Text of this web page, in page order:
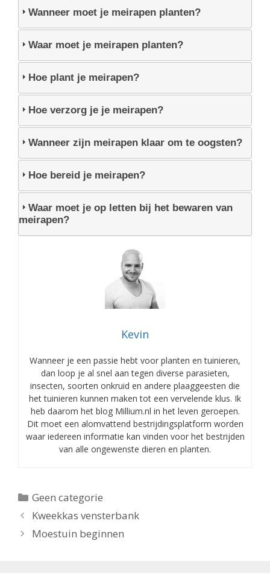
Wanneer moet je meirapen planten?
Waar moet je meirapen planten?
Hoe plant je meirapen?
Hoe verzorg je je meirapen?
Wanneer zijn meirapen klaar om te oogsten?
Hoe bereid je meirapen?
Waar moet je op letten bij het bewaren van
meirapen?
Kevin
Wanneer je een passie hebt voor planten en tuinieren,
dan loop je al snel aan tegen diverse parasieten,
insecten, soorten onkruid en andere plaaggeesten die
het tuinieren kunnen maken tot een vervelende klus. Ik
heb daarom het blog Millium.nl in het leven geroepen.
Dit moet een alomvattend bestrijdingsplatform worden
waar iedereen informatie kan vinden voor het bestrijden
van alle ongewenste dieren en planten.
Categorieën
Geen categorie
Kweekkas vensterbank
Moestuin beginnen